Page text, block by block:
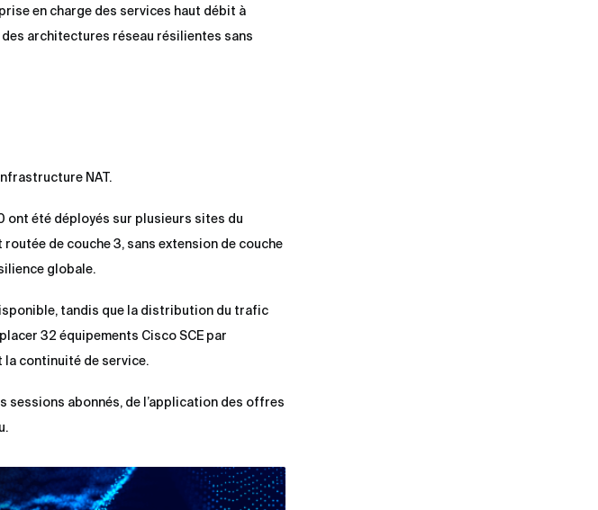
en charge des services haut débit à
architectures réseau résilientes sans
NAT.
ont été déployés sur plusieurs sites du
de couche 3, sans extension de couche
globale.
tandis que la distribution du trafic
32 équipements Cisco SCE par
la continuité de service.
sessions abonnés, de l’application des offres